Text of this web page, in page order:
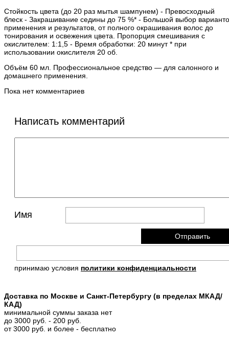
Стойкость цвета (до 20 раз мытья шампунем) - Превосходный
блеск - Закрашивание седины до 75 %* - Большой выбор
применения и результатов, от полного окрашивания волос до
тонирования и освежения цвета. Пропорция смешивания с
окислителем: 1:1,5 - Время обработки: 20 минут * при
использовании окислителя 20 об.
Объём 60 мл. Профессиональное средство — для салонного и
домашнего применения.
Пока нет комментариев
Написать комментарий
Имя
принимаю условия политики конфиденциальности
Доставка по Москве и Санкт-Петербургу (в пределах МКАД/
КАД)
минимальной суммы заказа нет
до 3000 руб. - 200 руб.
от 3000 руб. и более - бесплатно